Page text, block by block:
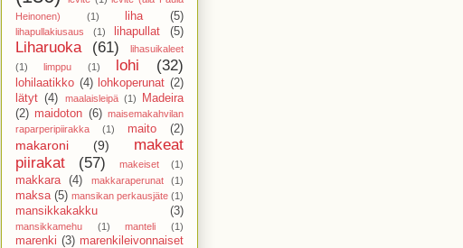
Heinonen)
(1) liha (5)
lihapullakiusaus (1) lihapullat (5)
Liharuoka (61)
lihasuikaleet
(1)
limppu (1) lohi (32)
lohilaatikko (4) lohkoperunat (2)
lätyt (4) maalaisleipä (1)
Madeira
(2) maidoton (6) maisemakahvilan
raparperipiirakka
(1) maito (2)
makaroni (9)
makeat
piirakat
(57) makeiset (1)
makkara (4) makkaraperunat (1)
maksa (5) mansikan perkausjäte (1)
mansikkakakku (3)
mansikkamehu (1) manteli (1)
marenki (3) marenkileivonnaiset